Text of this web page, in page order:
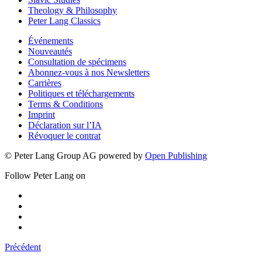
Theology & Philosophy
Peter Lang Classics
Événements
Nouveautés
Consultation de spécimens
Abonnez-vous à nos Newsletters
Carrières
Politiques et téléchargements
Terms & Conditions
Imprint
Déclaration sur l’IA
Révoquer le contrat
© Peter Lang Group AG powered by Open Publishing
Follow Peter Lang on
Précédent